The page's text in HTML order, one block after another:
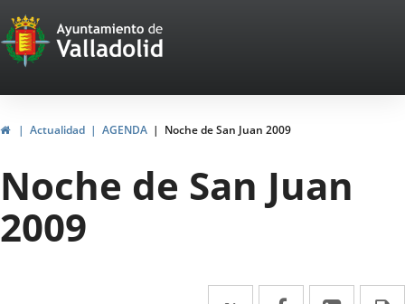
Portal
Web
del
Ayuntamiento
de
Valladolid
HomeActualidad AGENDA Noche de San Juan 2009
Noche de San Juan
2009